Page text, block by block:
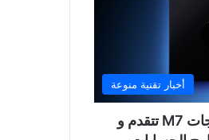
أخبار تقنية منوعة
آبل تُغيّر خططها.. معالجات M7 تتقدم و